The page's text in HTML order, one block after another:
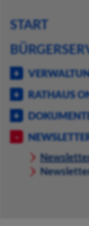
START
RATHAUS